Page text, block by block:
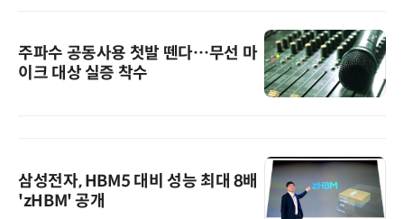
주파수 공동사용 첫발 뗀다…무선 마
이크 대상 실증 착수
삼성전자, HBM5 대비 성능 최대 8배
'zHBM' 공개